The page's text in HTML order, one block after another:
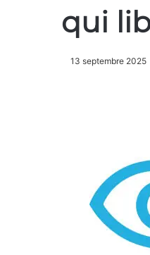
qui
13 septembre 2025